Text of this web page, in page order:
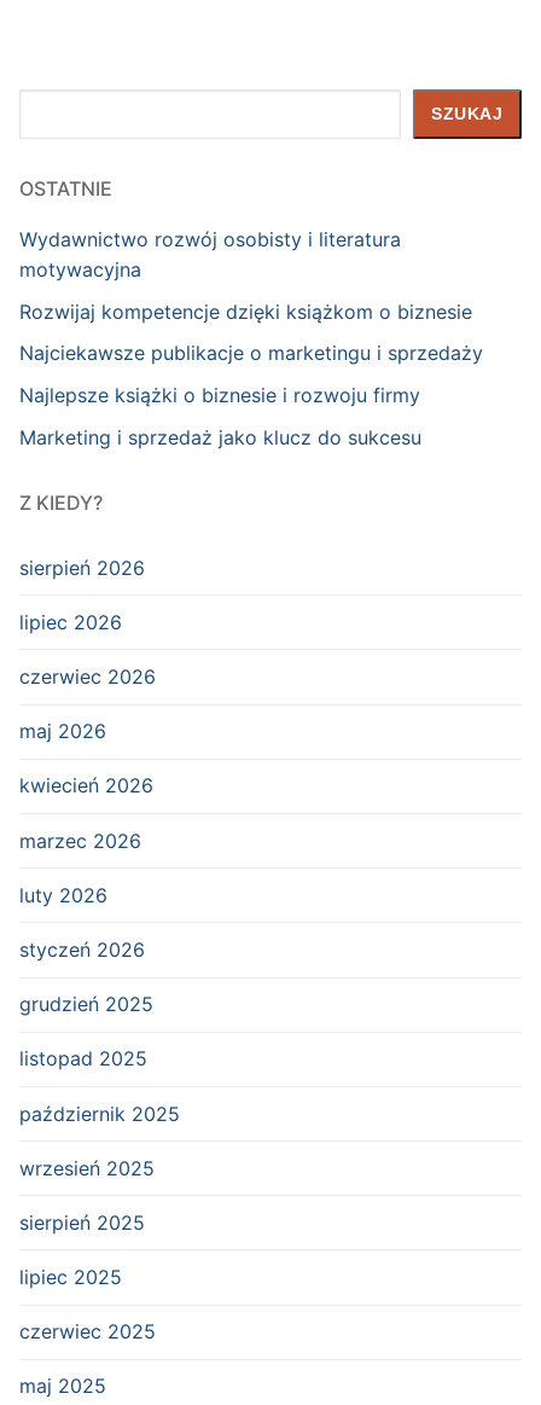
SZUKAJ
OSTATNIE
Wydawnictwo rozwój osobisty i literatura
motywacyjna
Rozwijaj kompetencje dzięki książkom o biznesie
Najciekawsze publikacje o marketingu i sprzedaży
Najlepsze książki o biznesie i rozwoju firmy
Marketing i sprzedaż jako klucz do sukcesu
Z KIEDY?
sierpień 2026
lipiec 2026
czerwiec 2026
maj 2026
kwiecień 2026
marzec 2026
luty 2026
styczeń 2026
grudzień 2025
listopad 2025
październik 2025
wrzesień 2025
sierpień 2025
lipiec 2025
czerwiec 2025
maj 2025